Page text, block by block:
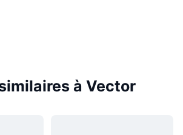
à Vector